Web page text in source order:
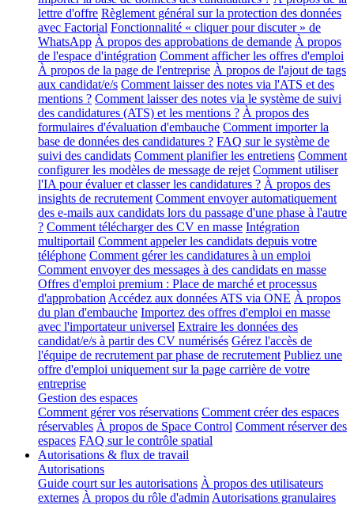
lettre d'offre Règlement général sur la protection des données
avec Factorial Fonctionnalité « cliquer pour discuter » de
WhatsApp À propos des approbations de demande À propos
de l'espace d'intégration Comment afficher les offres d'emploi
À propos de la page de l'entreprise À propos de l'ajout de tags
aux candidat/e/s Comment laisser des notes via l'ATS et des
mentions ? Comment laisser des notes via le système de suivi
des candidatures (ATS) et les mentions ? À propos des
formulaires d'évaluation d'embauche Comment importer la
base de données des candidatures ? FAQ sur le système de
suivi des candidats Comment planifier les entretiens Comment
configurer les modèles de message de rejet Comment utiliser
l'IA pour évaluer et classer les candidatures ? À propos des
insights de recrutement Comment envoyer automatiquement
des e-mails aux candidats lors du passage d'une phase à l'autre
? Comment télécharger des CV en masse Intégration
multiportail Comment appeler les candidats depuis votre
téléphone Comment gérer les candidatures à un emploi
Comment envoyer des messages à des candidats en masse
Offres d'emploi premium : Place de marché et processus
d'approbation Accédez aux données ATS via ONE À propos
du plan d'embauche Importez des offres d'emploi en masse
avec l'importateur universel Extraire les données des
candidat/e/s à partir des CV numérisés Gérez l'accès de
l'équipe de recrutement par phase de recrutement Publiez une
offre d'emploi uniquement sur la page carrière de votre
entreprise
Gestion des espaces
Comment gérer vos réservations Comment créer des espaces
réservables À propos de Space Control Comment réserver des
espaces FAQ sur le contrôle spatial
Autorisations & flux de travail
Autorisations
Guide court sur les autorisations À propos des utilisateurs
externes À propos du rôle d'admin Autorisations granulaires